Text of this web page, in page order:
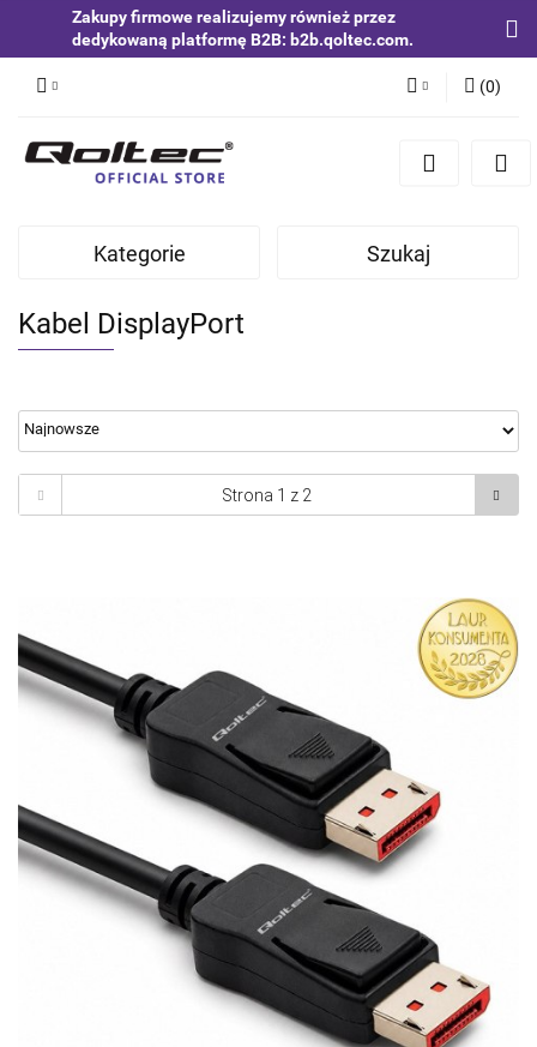
Zakupy firmowe realizujemy również przez
dedykowaną platformę B2B: b2b.qoltec.com.
Zaloguj się
Zgody cookies
(0)
Kategorie Szukaj
Kabel DisplayPort